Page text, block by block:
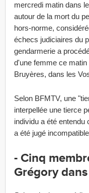
mercredi matin dans
autour de la mort du
hors-norme,
échecs judiciaires du
gendarmerie a
d'une femme ce
Bruyères, dans les
Selon BFMTV, une
interpellée une tierce
individu a été
a été jugé
- Cinq
Grégory